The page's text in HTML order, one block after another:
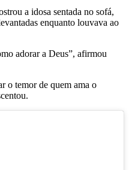
a idosa sentada no sofá,
enquanto louvava ao
adorar a Deus”, afirmou
o temor de quem ama o